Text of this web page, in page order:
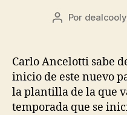
Autor
entrada
Por
Carlo Ancelotti sabe
inicio de este nuevo
la plantilla de la que
temporada que se